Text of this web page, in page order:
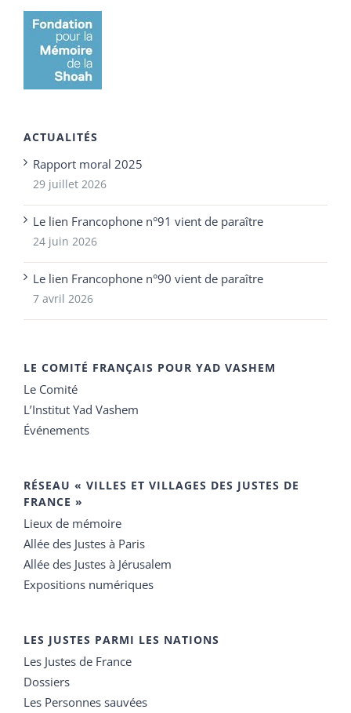
ACTUALITÉS
Rapport moral 2025
29 juillet 2026
Le lien Francophone n°91 vient de paraître
24 juin 2026
Le lien Francophone n°90 vient de paraître
7 avril 2026
LE COMITÉ FRANÇAIS POUR YAD VASHEM
Le Comité
L’Institut Yad Vashem
Événements
RÉSEAU « VILLES ET VILLAGES DES JUSTES DE
FRANCE »
Lieux de mémoire
Allée des Justes à Paris
Allée des Justes à Jérusalem
Expositions numériques
LES JUSTES PARMI LES NATIONS
Les Justes de France
Dossiers
Les Personnes sauvées